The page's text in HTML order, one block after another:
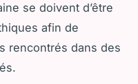
se doivent d’être
afin de
rencontrés dans des